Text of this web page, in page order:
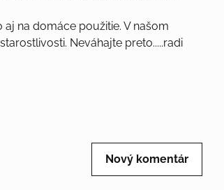
na domáce použitie. V našom
Neváhajte preto.....radi
Nový komentár